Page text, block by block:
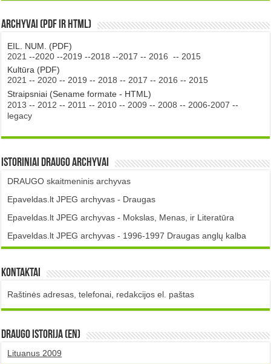
Archyvai (PDF ir HTML)
EIL. NUM. (PDF)
2021 --2020 --2019 --2018 --2017 -- 2016 -- 2015
Kultūra (PDF)
2021 -- 2020 -- 2019 -- 2018 -- 2017 -- 2016 -- 2015
Straipsniai (Sename formate - HTML)
2013 -- 2012 -- 2011 -- 2010 -- 2009 -- 2008 -- 2006-2007 --
legacy
Istoriniai DRAUGO Archyvai
DRAUGO skaitmeninis archyvas
Epaveldas.lt JPEG archyvas - Draugas
Epaveldas.lt JPEG archyvas - Mokslas, Menas, ir Literatūra
Epaveldas.lt JPEG archyvas - 1996-1997 Draugas anglų kalba
Kontaktai
Raštinės adresas, telefonai, redakcijos el. paštas
DRAUGO istorija (EN)
Lituanus 2009